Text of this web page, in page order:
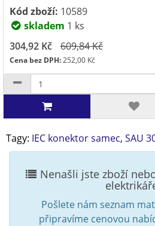
Kód zboží: 10589
skladem 1 ks
304,92 Kč
609,84 Kč
Cena bez DPH:252,00 Kč
Tagy: IEC konektor samec, SAU
Nenašli jste zboží
Pošlete nám seznam
připravíme cenovou